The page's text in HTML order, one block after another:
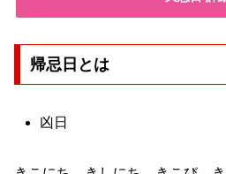
帰忌日とは
凶日